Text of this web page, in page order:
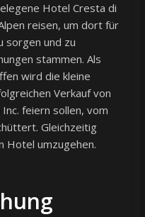
Hotel Cresta di
reisen, um dort für
sorgen und zu
stammen. Als
wird die kleine
Verkauf von
feiern sollen, vom
Gleichzeitig
Hotel umzugehen.